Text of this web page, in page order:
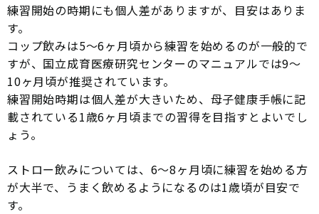
練習開始の時期にも個人差がありますが、目安はありま
す。
コップ飲みは5〜6ヶ月頃から練習を始めるのが一般的で
すが、国立成育医療研究センターのマニュアルでは9〜
10ヶ月頃が推奨されています。
練習開始時期は個人差が大きいため、母子健康手帳に記
載されている1歳6ヶ月頃までの習得を目指すとよいでし
ょう。
ストロー飲みについては、6〜8ヶ月頃に練習を始める方
が大半で、うまく飲めるようになるのは1歳頃が目安で
す。